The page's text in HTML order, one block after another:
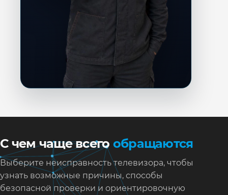
С чем чаще всего обращаются
Выберите неисправность телевизора, чтобы
узнать возможные причины, способы
безопасной проверки и ориентировочную